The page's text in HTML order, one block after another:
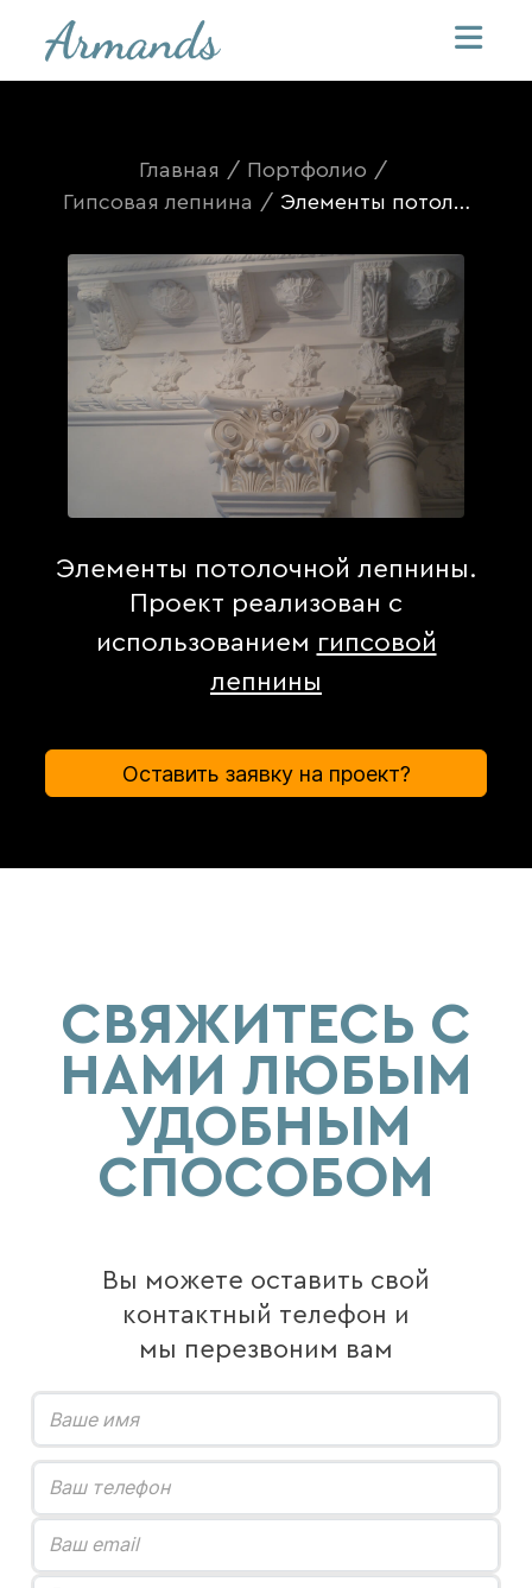
Главная / Портфолио /
Гипсовая лепнина / Элементы потолочной лепнины
Элементы потолочной лепнины.
Проект реализован с
использованием гипсовой
лепнины
Оставить заявку на проект?
СВЯЖИТЕСЬ С
НАМИ ЛЮБЫМ
УДОБНЫМ
СПОСОБОМ
Вы можете оставить свой
контактный телефон и
мы перезвоним вам